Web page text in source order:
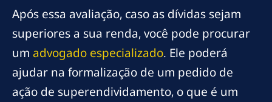
Após essa avaliação, caso as dívidas sejam
superiores a sua renda, você pode procurar
um advogado especializado. Ele poderá
ajudar na formalização de um pedido de
ação de superendividamento, o que é um